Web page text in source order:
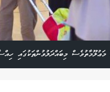
މިބައްދަލުވުންތަކުގައި